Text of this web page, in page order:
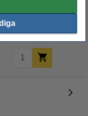
4-pack (original)
895 kr